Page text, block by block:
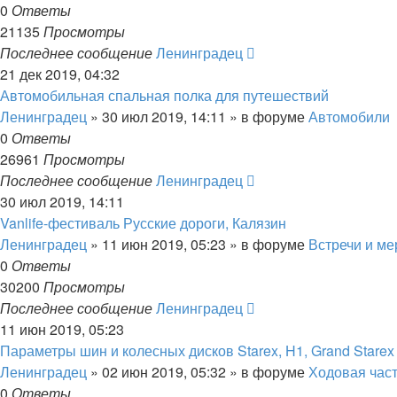
0 Ответы
21135Просмотры
Последнее сообщениеЛенинградец
21 дек 2019, 04:32
Автомобильная спальная полка для путешествий
Ленинградец » 30 июл 2019, 14:11 » в форумеАвтомобили
0 Ответы
26961 Просмотры
Последнее сообщениеЛенинградец
30 июл 2019, 14:11
Vanlife-фестиваль Русские дороги, Калязин
Ленинградец » 11 июн 2019, 05:23 » в форуме Встречи и
0 Ответы
30200 Просмотры
Последнее сообщениеЛенинградец
11 июн 2019, 05:23
Параметры шин и колесных дисков Starex, H1, Grand Starex
Ленинградец » 02 июн 2019, 05:32 » в форумеХодовая